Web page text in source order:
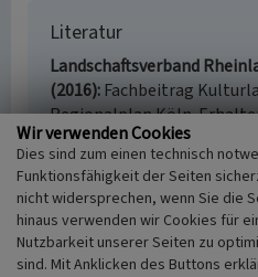
Literatur
Landschaftsverband
(2016) Fachbeitrag
Regionalplan Köln.
Iversheim
Regionalplan Köln 288)
Wir verwenden Cookies
Dies sind zum einen technisch
Funktionsfähigkeit der Seiten
nicht widersprechen, wenn Sie die
hinaus verwenden wir Cookies für
Nutzbarkeit unserer Seiten zu
sind. Mit Anklicken des Buttons